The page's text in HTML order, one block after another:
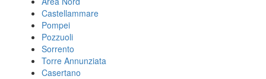
Castellammare
Pompei
Pozzuoli
Sorrento
Torre Annunziata
Casertano